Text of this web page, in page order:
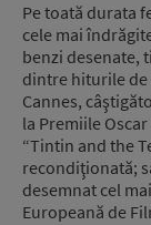
Pe toată durata
cele mai
benzi desenate,
dintre hiturile de
Cannes,
la Premiile
“Tintin and the
recondiţionată;
desemnat cel
Europeană de